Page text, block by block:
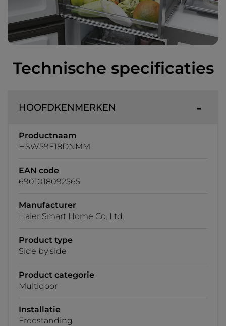
Technische specificaties
HOOFDKENMERKEN
Productnaam
HSW59F18DNMM
EAN code
6901018092565
Manufacturer
Haier Smart Home Co. Ltd.
Product type
Side by side
Product categorie
Multidoor
Installatie
Freestanding